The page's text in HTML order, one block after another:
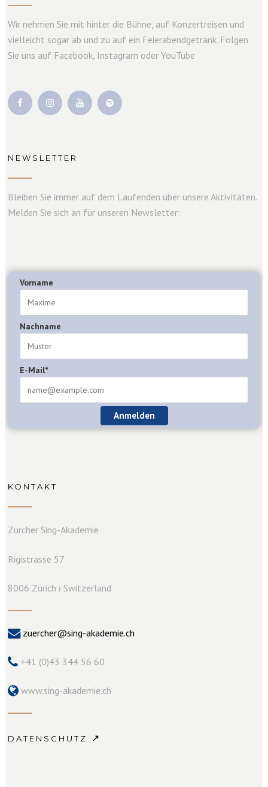
Wir nehmen Sie mit hinter die Bühne, auf Konzertreisen und
vielleicht sogar ab und zu auf ein Feierabendgetränk. Folgen
Sie uns auf Facebook, Instagram oder YouTube
NEWSLETTER
Bleiben Sie immer auf dem Laufenden über unsere Aktivitäten.
Melden Sie sich an für unseren Newsletter:
Vorname
Nachname
E-Mail*
Anmelden
KONTAKT
Zürcher Sing-Akademie
Rigistrasse 57
8006 Zürich ⏐ Switzerland
zuercher@sing-akademie.ch
+41 (0)43 344 56 60
www.sing-akademie.ch
DATENSCHUTZ ↗